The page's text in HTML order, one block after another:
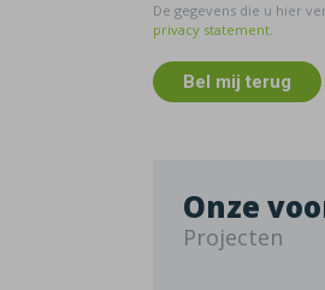
De gegevens die u hier
privacy statement.
Bel mij terug
Onze
Projecten